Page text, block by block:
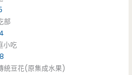
部
小吃
統豆花(原集成水果)